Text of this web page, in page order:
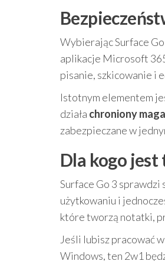
Wybierając Surface
aplikacje Microsoft
pisanie, szkicowanie i
Istotnym elementem
działa chroniony
zabezpieczane w
Dla kogo jest
Surface Go 3
użytkowaniu i
które tworzą notatki,
Jeśli lubisz pracować
Windows, ten 2w1